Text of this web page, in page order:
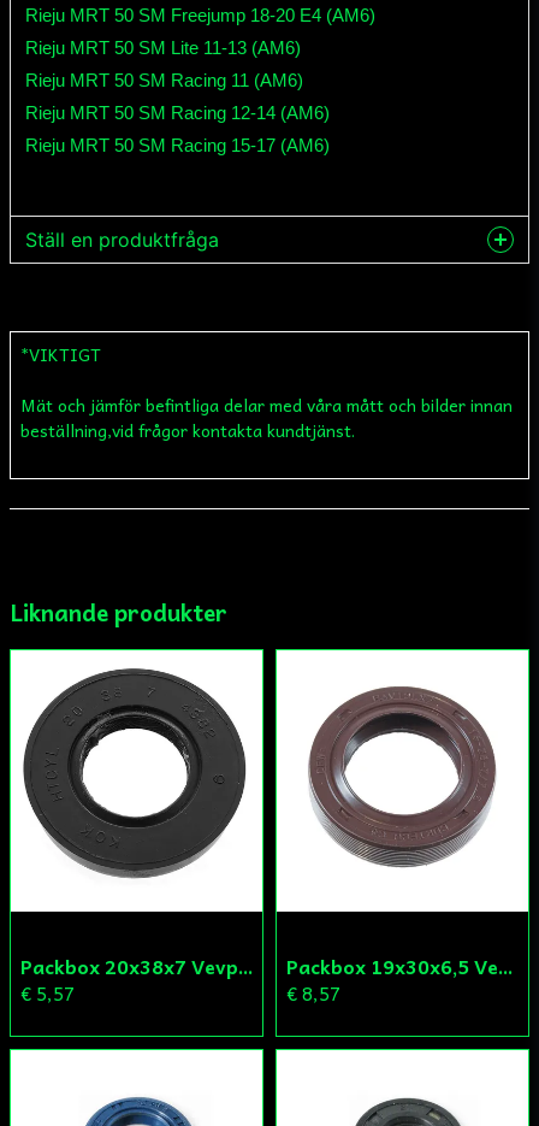
Rieju MRT 50 SM Freejump 18-20 E4 (AM6)
Rieju MRT 50 SM Lite 11-13 (AM6)
Rieju MRT 50 SM Racing 11 (AM6)
Rieju MRT 50 SM Racing 12-14 (AM6)
Rieju MRT 50 SM Racing 15-17 (AM6)
Ställ en produktfråga
name
Namn
email
Ja, ni får publicera min fråga
*VIKTIGT
Mät och jämför befintliga delar med våra mått och bilder innan
beställning,vid frågor kontakta kundtjänst.
Liknande produkter
Packbox 20x38x7 Vevparti Derbi (original)
€ 5,57
Packbox 19x30x6,5 Vevparti Vä Aprilia/Derbi/Gilera (original)
€ 8,57